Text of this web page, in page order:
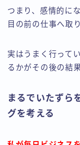
つまり、感情的に
目の前の仕事へ取
実はうまく行って
るかがその後の結
まるでいたずら
グを考える